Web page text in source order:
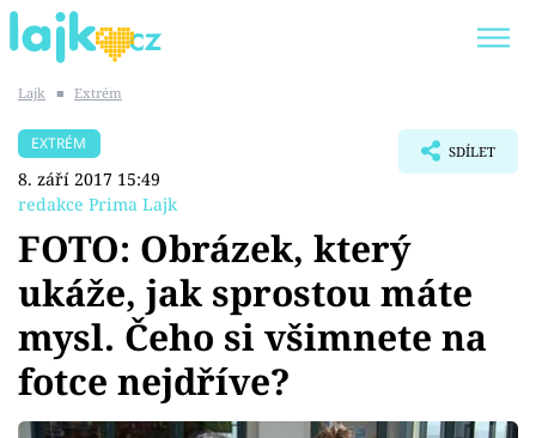
SHOPAHOLICADEL
Témata
Showbyznys
Youtubeři
Lajk ■ Extrém
EXTRÉM
8. září 2017 15:49
redakce Prima Lajk
SDÍLET
FOTO: Obrázek, který
ukáže, jak sprostou máte
mysl. Čeho si všimnete na
fotce nejdříve?